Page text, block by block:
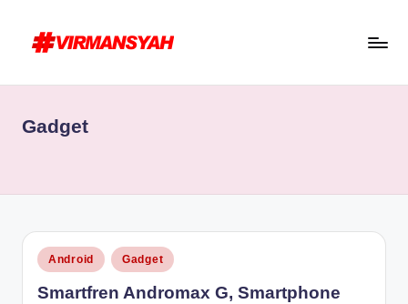
R
A
N
S
Y
//
for
Gadget
Posted
in
Android Gadget
Smartfren Andromax G, Smartphone